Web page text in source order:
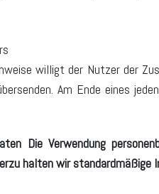
willigt der Nutzer der
Am Ende eines
Die Verwendung
halten wir